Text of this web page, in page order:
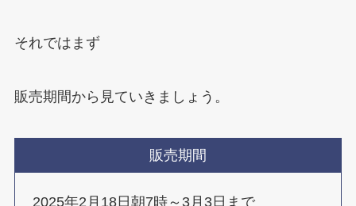
それではまず
販売期間から見ていきましょう。
販売期間
2025年2月18日朝7時～3月3日まで